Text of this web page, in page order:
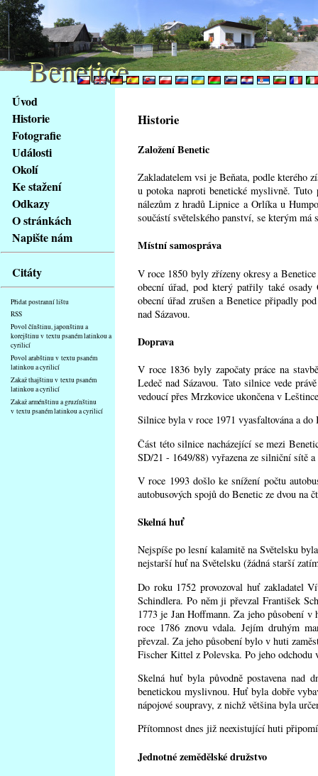
obsah
stránky
Klávesové
zkratky
tomto
webu
základní
Hlavní
strana
Úvod
Historie
Fotografie
Události
Okolí
Ke stažení
Odkazy
O stránkách
Napište nám
Citáty
Přidat postranní lištu
RSS
Povol čínštinu, japonštinu a
korejštinu v textu psaném latinkou a
cyrilicí
Povol arabštinu v textu psaném
latinkou a cyrilicí
Zakaž thajštinu v textu psaném
latinkou a cyrilicí
Zakaž arménštinu a gruzínštinu
v textu psaném latinkou a cyrilicí
Historie
Založení Benetic
Zakladatelem vsi je Beňata, podle kterého
u potoka naproti benetické myslivně.
nálezům z hradů Lipnice a Orlíka u
součástí světelského panství, se kterým má
Místní samospráva
V roce 1850 byly zřízeny okresy a
obecní úřad, pod který patřily také osady
obecní úřad zrušen a Benetice připadly
nad Sázavou.
Doprava
V roce 1836 byly započaty práce na
Ledeč nad Sázavou. Tato silnice vede
vedoucí přes Mrzkovice ukončena v
Silnice byla v roce 1971 vyasfaltována a do
Část této silnice nacházející se mezi
SD/21 - 1649/88) vyřazena ze silniční sítě a
V roce 1993 došlo ke snížení počtu
autobusových spojů do Benetic ze dvou na
Skelná huť
Nejspíše po lesní kalamitě na Světelsku
nejstarší huť na Světelsku (žádná starší
Do roku 1752 provozoval huť zakladatel
Schindlera. Po něm ji převzal František
1773 je Jan Hoffmann. Za jeho působení
roce 1786 znovu vdala. Jejím druhým
převzal. Za jeho působení bylo v huti
Fischer Kittel z Polevska. Po jeho
Skelná huť byla původně postavena
benetickou myslivnou. Huť byla dobře
nápojové soupravy, z nichž většina byla
Přítomnost dnes již neexistující huti
Jednotné zemědělské družstvo
Benetice
Benetice